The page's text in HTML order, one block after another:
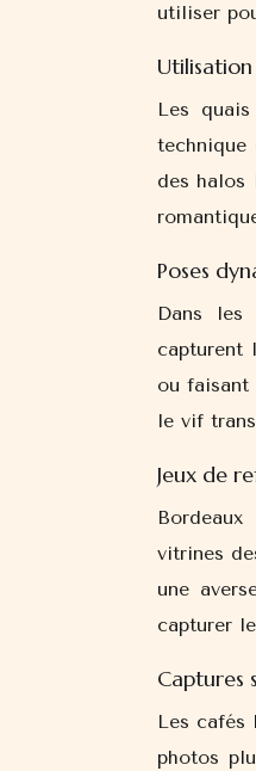
utiliser
Les
des halos
Poses
Dans les
capturent
ou faisant
le vif
Jeux de
vitrines
une
capturer
Captures
Les cafés
photos